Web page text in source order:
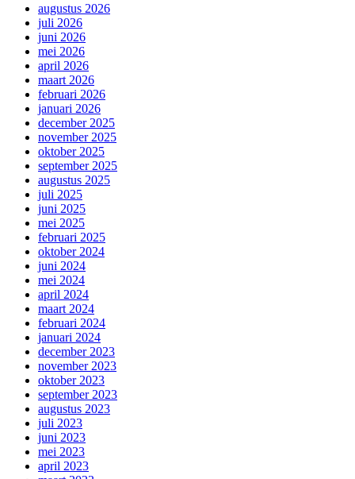
augustus 2026
juli 2026
juni 2026
mei 2026
april 2026
maart 2026
februari 2026
januari 2026
december 2025
november 2025
oktober 2025
september 2025
augustus 2025
juli 2025
juni 2025
mei 2025
februari 2025
oktober 2024
juni 2024
mei 2024
april 2024
maart 2024
februari 2024
januari 2024
december 2023
november 2023
oktober 2023
september 2023
augustus 2023
juli 2023
juni 2023
mei 2023
april 2023